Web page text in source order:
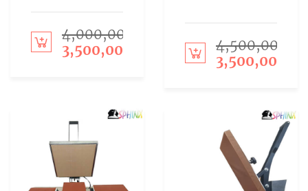
Add to cart
4,000,000
3,500,000
Add to cart
4,500,000
3,500,000